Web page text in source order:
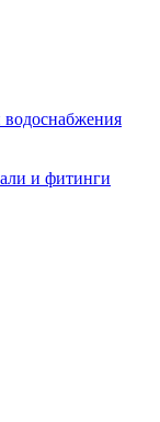
и фитинги